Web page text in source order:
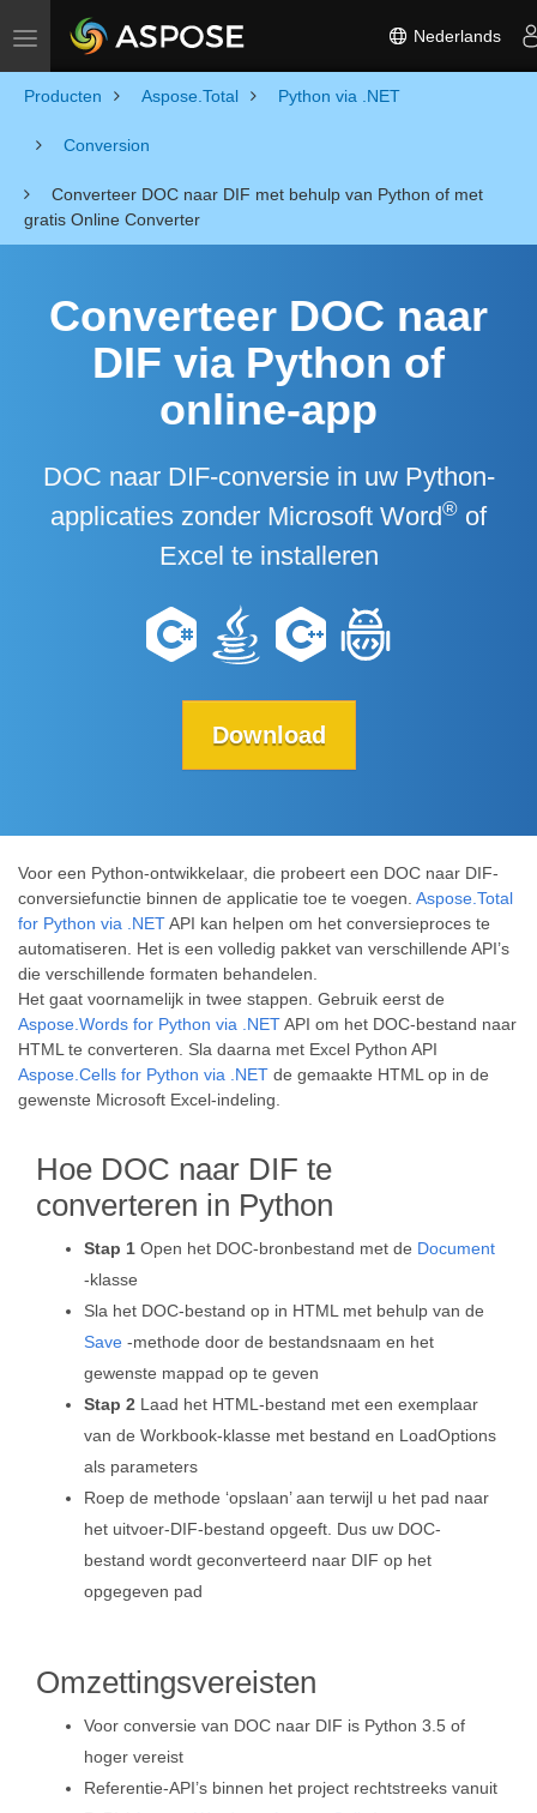
Toggle navigation Nederlands
Producten Aspose.Total Python via .NET
Conversion
Converteer DOC naar DIF met behulp van Python of met
gratis Online Converter
Converteer DOC naar
DIF via Python of
online-app
DOC naar DIF-conversie in uw Python-
applicaties zonder Microsoft Word® of
Excel te installeren
Download
Voor een Python-ontwikkelaar, die probeert een DOC naar DIF-
conversiefunctie binnen de applicatie toe te voegen. Aspose.Total
for Python via .NETAPI kan helpen om het conversieproces te
automatiseren. Het is een volledig pakket van verschillende API’s
die verschillende formaten behandelen.
Het gaat voornamelijk in twee stappen. Gebruik eerst de
Aspose.Words for Python via .NETAPI om het DOC-bestand naar
HTML te converteren. Sla daarna met Excel Python API
Aspose.Cells for Python via .NET de gemaakte HTML op in de
gewenste Microsoft Excel-indeling.
Hoe DOC naar DIF te
converteren in Python
Stap 1 Open het DOC-bronbestand met de Document
-klasse
Sla het DOC-bestand op in HTML met behulp van de
Save -methode door de bestandsnaam en het
gewenste mappad op te geven
Stap 2 Laad het HTML-bestand met een exemplaar
van de Workbook-klasse met bestand en LoadOptions
als parameters
Roep de methode ‘opslaan’ aan terwijl u het pad naar
het uitvoer-DIF-bestand opgeeft. Dus uw DOC-
bestand wordt geconverteerd naar DIF op het
opgegeven pad
Omzettingsvereisten
Voor conversie van DOC naar DIF is Python 3.5 of
hoger vereist
Referentie-API’s binnen het project rechtstreeks vanuit